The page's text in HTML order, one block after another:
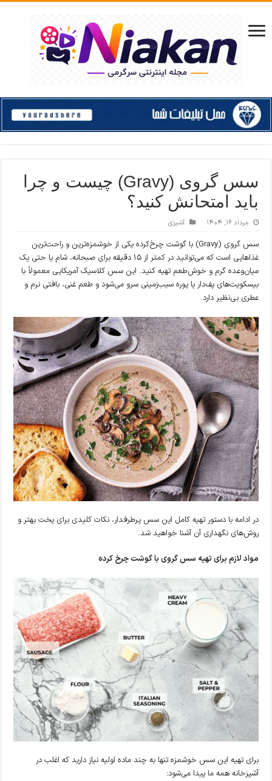
سس گروی (Gravy) چیست و چرا
باید امتحانش کنید؟
مرداد ۱۶, ۱۴۰۴ آشپزی
سس گروی (Gravy) با گوشت چرخ‌کرده یکی از خوشمزه‌ترین و راحت‌ترین
غذاهایی است که می‌توانید در کمتر از ۱۵ دقیقه برای صبحانه، شام یا حتی یک
میان‌وعده گرم و خوش‌طعم تهیه کنید. این سس کلاسیک آمریکایی معمولاً با
بیسکویت‌های پف‌دار یا پوره سیب‌زمینی سرو می‌شود و طعم غنی، بافتی نرم و
عطری بی‌نظیر دارد.
در ادامه با دستور تهیه کامل این سس پرطرفدار، نکات کلیدی برای پخت بهتر و
روش‌های نگهداری آن آشنا خواهید شد.
مواد لازم برای تهیه سس گروی با گوشت چرخ کرده
برای تهیه این سس خوشمزه تنها به چند ماده اولیه نیاز دارید که اغلب در
آشپزخانه همه ما پیدا می‌شود: